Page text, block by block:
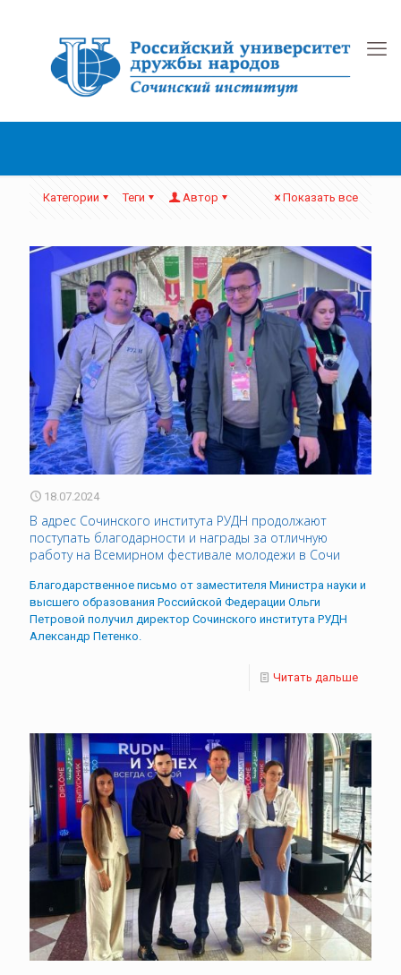
Категории Теги Автор Показать все
18.07.2024
В адрес Сочинского института РУДН продолжают
поступать благодарности и награды за отличную
работу на Всемирном фестивале молодежи в Сочи
Благодарственное письмо от заместителя Министра науки и
высшего образования Российской Федерации Ольги
Петровой получил директор Сочинского института РУДН
Александр Петенко.
Читать дальше